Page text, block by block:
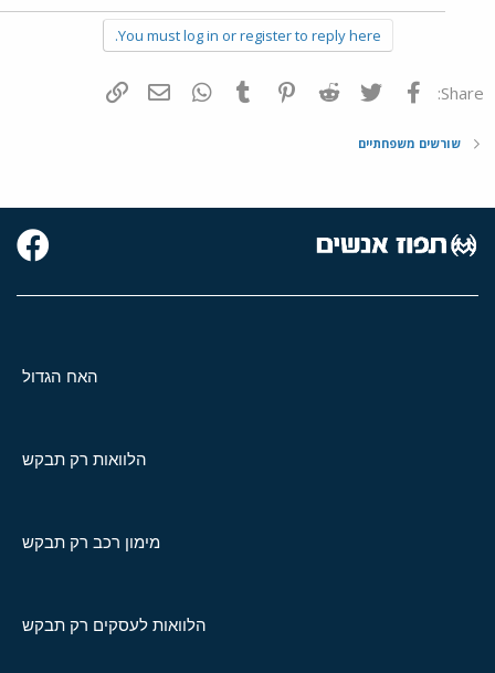
You must log in or register to reply here.
Share: פייסבוק Twitter
Reddit
Pinterest
Tumblr
WhatsAppדואר אלקטרוני
שורשים משפחתיים
האח הגדול
הלוואות רק תבקש
מימון רכב רק תבקש
הלוואות לעסקים רק תבקש